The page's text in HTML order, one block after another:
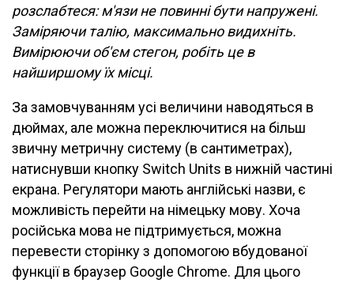
розслабтеся: м'язи не повинні бути напружені.
Заміряючи талію, максимально видихніть.
Вимірюючи об'єм стегон, робіть це в
найширшому їх місці.
За замовчуванням усі величини наводяться в
дюймах, але можна переключитися на більш
звичну метричну систему (в сантиметрах),
натиснувши кнопку Switch Units в нижній частині
екрана. Регулятори мають англійські назви, є
можливість перейти на німецьку мову. Хоча
російська мова не підтримується, можна
перевести сторінку з допомогою вбудованої
функції в браузер Google Chrome. Для цього